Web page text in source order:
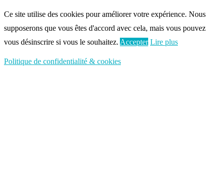
Ce site utilise des cookies pour améliorer votre expérience. Nous
supposerons que vous êtes d'accord avec cela, mais vous pouvez
vous désinscrire si vous le souhaitez. Accepter Lire plus
Politique de confidentialité & cookies